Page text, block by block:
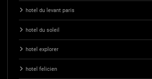
hotel du levant paris
hotel du soleil
hotel explorer
hotel felicien